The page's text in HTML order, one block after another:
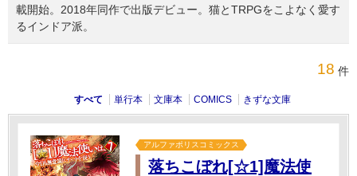
載開始。2018年同作で出版デビュー。猫とTRPGをこよなく愛す
るインドア派。
18 件
すべて 単行本 文庫本 COMICS きずな文庫
アルファポリスコミックス
落ちこぼれ[☆1]魔法使